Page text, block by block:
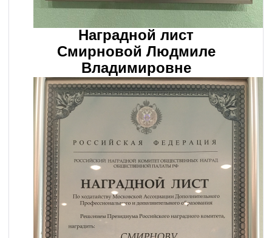
Наградной лист
Смирновой Людмиле
Владимировне